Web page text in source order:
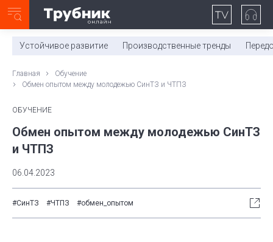
0:00/ 11:03
Устойчивое развитие Производственные тренды
Главная
Обучение
Обмен опытом между молодежью СинТЗ и ЧТПЗ
ОБУЧЕНИЕ
Обмен опытом между молодежью СинТЗ
и ЧТПЗ
06.04.2023
#СинТЗ #ЧТПЗ #обмен_опытом